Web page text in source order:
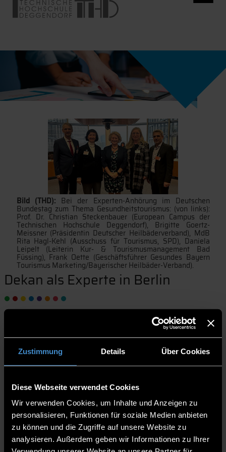
Zustimmung Details Über Cookies
Diese Webseite verwendet Cookies
Wir verwenden Cookies, um Inhalte und Anzeigen zu
personalisieren, Funktionen für soziale Medien anbieten
zu können und die Zugriffe auf unsere Website zu
analysieren. Außerdem geben wir Informationen zu Ihrer
Bild (THD): Bei der Experten-Anhörung im Deutschen
Bundestag zum Thema Gesundheitstourismus: (von links):
Prof. Dr. Christian Steckenbauer (European Campus der
Technischen Hochschule Deggendorf), Brigitte Goertz-
Meissner (Präsidentin Deutscher Heilbäderverband), MdB
Rita Hagl-Kehl (Ausschuss für Tourismus, SPD), Daniela
Leipelt (Leiterin Kur- & Tourismusmanagement Bad
Füssing), Frank Oette (Geschäftsführer Gesundes Bayern
Tourismus Marketing/Bayerischer Heilbäder-Verband).
Dekan als Experte in Berlin
Dekan als Experte in Berlin - Prof. Dr. Christian
Steckenbauer folgt Einladung zum Tourismus-Ausschuss
im Deutschen Bundestag
14.11.2024 | THD-Pressestelle
Zur öffentlichen Anhördung im Ausschuss für Tourismus
Steckenbauer vom European Campus Rottal-Inn (ECRI)
der Technischen Hochschule Deggendorf (THD) als einer
von sieben Sachverständigen aus ganz Deutschland
eingeladen worden. Die Fragen der Abgeordneten drehten